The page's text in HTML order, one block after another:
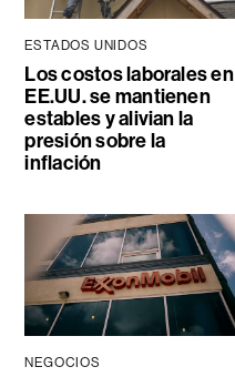
ESTADOS UNIDOS
Los costos laborales en
EE.UU. se mantienen
estables y alivian la
presión sobre la
inflación
NEGOCIOS